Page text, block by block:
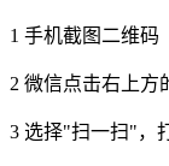
1 手机截图二维码
2 微信点击右上方
3 选择"扫一扫"，